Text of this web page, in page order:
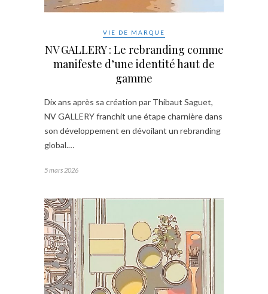
VIE DE MARQUE
NV GALLERY : Le rebranding comme
manifeste d’une identité haut de
gamme
Dix ans après sa création par Thibaut Saguet,
NV GALLERY franchit une étape charnière dans
son développement en dévoilant un rebranding
global.…
5 mars 2026